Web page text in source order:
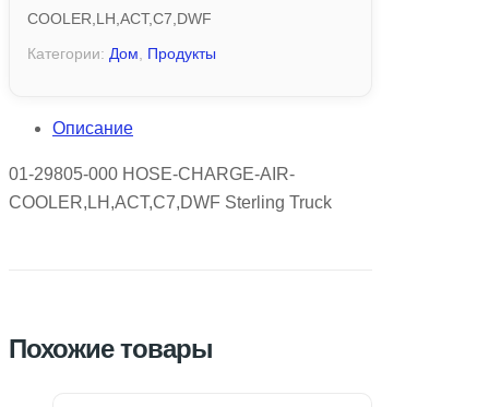
COOLER,LH,ACT,C7,DWF
Категории: Дом Продукты
Описание
01-29805-000 HOSE-CHARGE-AIR-
COOLER,LH,ACT,C7,DWF Sterling Truck
Похожие товары